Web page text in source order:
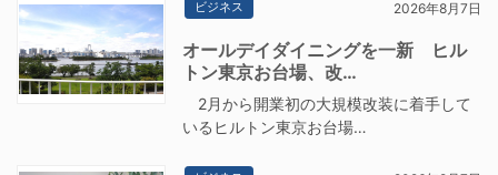
ビジネス 2026年8月7日
オールデイダイニングを一新 ヒル
トン東京お台場、改…
2月から開業初の大規模改装に着手して
いるヒルトン東京お台場…